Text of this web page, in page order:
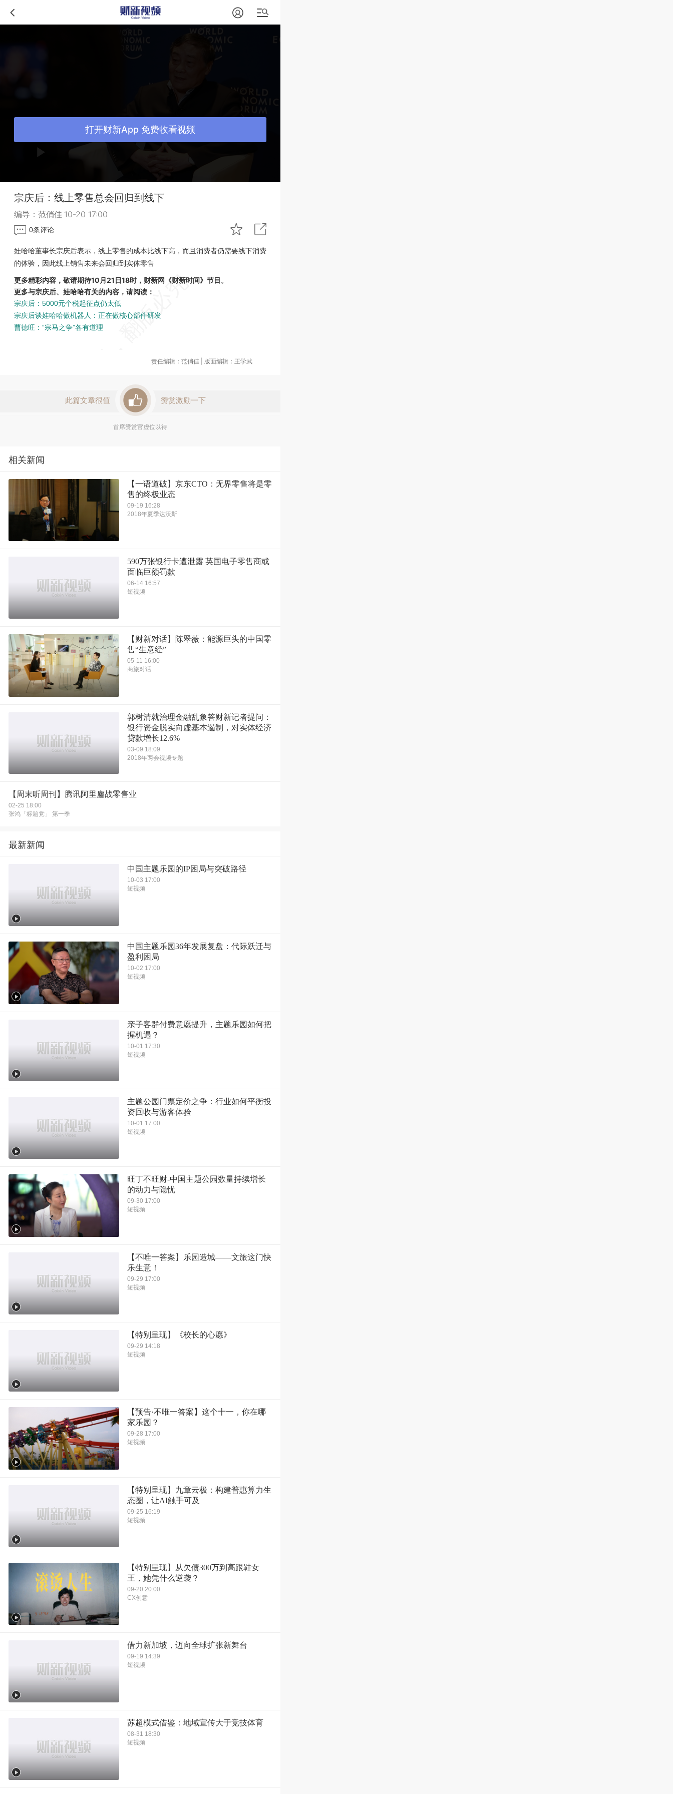
打开财新App 免费收看视频
宗庆后：线上零售总会回归到线下
编导：范俏佳 10-20 17:00
0条评论
娃哈哈董事长宗庆后表示，线上零售的成本比线下高，而且消费者仍需要线下消费
的体验，因此线上销售未来会回归到实体零售
更多精彩内容，敬请期待10月21日18时，财新网《财新时间》节目。
更多与宗庆后、娃哈哈有关的内容，请阅读：
宗庆后：5000元个税起征点仍太低
宗庆后谈娃哈哈做机器人：正在做核心部件研发
曹德旺：“宗马之争”各有道理
责任编辑：范俏佳 | 版面编辑：王学武
此篇文章很值 赞赏激励一下
首席赞赏官虚位以待
相关新闻
【一语道破】京东CTO：无界零售将是零
售的终极业态
09-19 16:28
2018年夏季达沃斯
590万张银行卡遭泄露 英国电子零售商或
面临巨额罚款
06-14 16:57
短视频
【财新对话】陈翠薇：能源巨头的中国零
售“生意经”
05-11 16:00
商旅对话
郭树清就治理金融乱象答财新记者提问：
银行资金脱实向虚基本遏制，对实体经济
贷款增长12.6%
03-09 18:09
2018年两会视频专题
【周末听周刊】腾讯阿里鏖战零售业
02-25 18:00
张鸿「标题党」 第一季
最新新闻
中国主题乐园的IP困局与突破路径
10-03 17:00
短视频
中国主题乐园36年发展复盘：代际跃迁与
盈利困局
10-02 17:00
短视频
亲子客群付费意愿提升，主题乐园如何把
握机遇？
10-01 17:30
短视频
主题公园门票定价之争：行业如何平衡投
资回收与游客体验
10-01 17:00
短视频
旺丁不旺财-中国主题公园数量持续增长
的动力与隐忧
09-30 17:00
短视频
【不唯一答案】乐园造城——文旅这门快
乐生意！
09-29 17:00
短视频
【特别呈现】《校长的心愿》
09-29 14:18
短视频
【预告·不唯一答案】这个十一，你在哪
家乐园？
09-28 17:00
短视频
【特别呈现】九章云极：构建普惠算力生
态圈，让AI触手可及
09-25 16:19
短视频
【特别呈现】从欠债300万到高跟鞋女
王，她凭什么逆袭？
09-20 20:00
CX创意
借力新加坡，迈向全球扩张新舞台
09-19 14:39
短视频
苏超模式借鉴：地域宣传大于竞技体育
08-31 18:30
短视频